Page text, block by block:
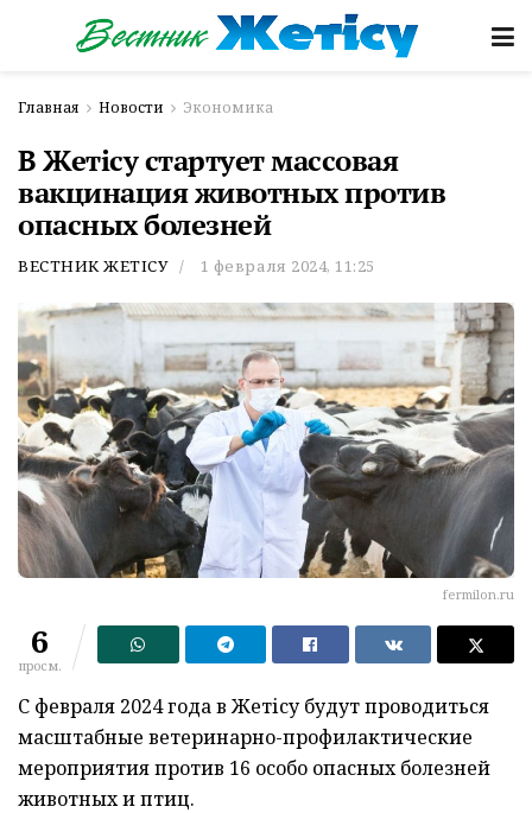
Главная Новости Экономика
В Жетісу стартует массовая
вакцинация животных против
опасных болезней
ВЕСТНИК ЖЕТІСУ 1 февраля 2024, 11:25
fermilon.ru
6
просм.
С февраля 2024 года в Жетісу будут проводиться
масштабные ветеринарно-профилактические
мероприятия против 16 особо опасных болезней
животных и птиц.